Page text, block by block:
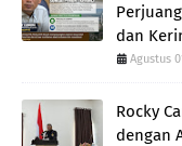
dan
Agustus
Rocky
dengan